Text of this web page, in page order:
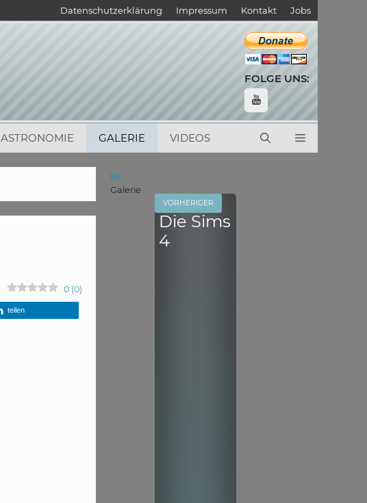
Datenschutzerklärung Impressum Kontakt Jobs
FOLGE UNS:
ASTRONOMIE GALERIE VIDEOS
0 (0)
teilen
Galerie
VORHERIGER
Die Sims
4